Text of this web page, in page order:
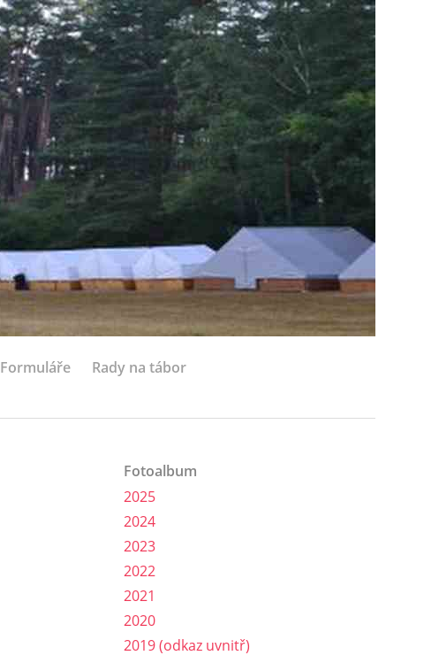
Formuláře Rady na tábor
Fotoalbum
2025
2024
2023
2022
2021
2020
2019 (odkaz uvnitř)